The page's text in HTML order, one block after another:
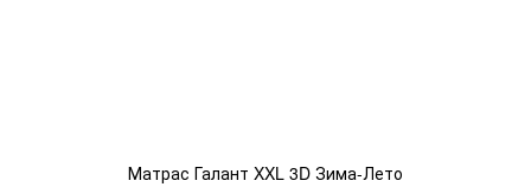
Матрас Галант XXL 3D Зима-Лето